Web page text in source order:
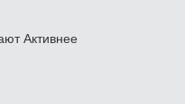
Активнее